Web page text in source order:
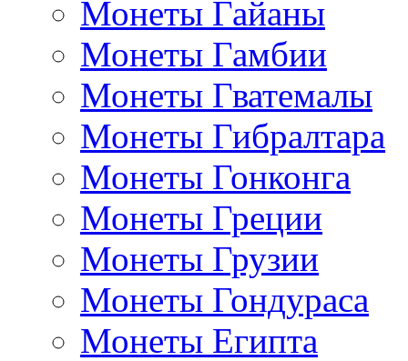
Монеты Гайаны
Монеты Гамбии
Монеты Гватемалы
Монеты Гибралтара
Монеты Гонконга
Монеты Греции
Монеты Грузии
Монеты Гондураса
Монеты Египта